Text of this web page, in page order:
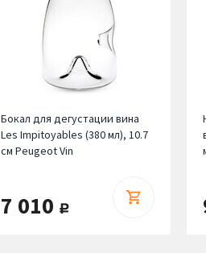
Бокал для дегустации вина
Les Impitoyables (380 мл), 10.7
см Peugeot Vin
7 010 руб.